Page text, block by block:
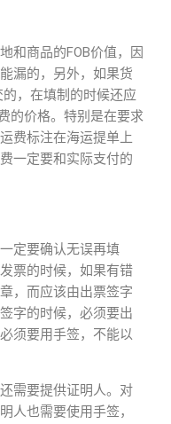
和商品的FOB价值，因
漏的，另外，如果货
，在填制的时候还应
的价格。特别是在要求
费标注在海运提单上
一定要和实际支付的
定要确认无误再填
票的时候，如果有错
，而应该由出票签字
字的时候，必须要出
须要用手签，不能以
需要提供证明人。对
人也需要使用手签，